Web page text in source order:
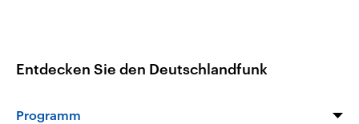
Entdecken Sie den Deutschlandfunk
Programm